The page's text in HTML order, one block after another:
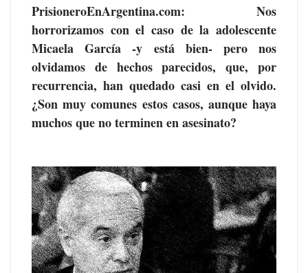
PrisioneroEnArgentina.com: Nos
horrorizamos con el caso de la adolescente
Micaela García -y está bien- pero nos
olvidamos de hechos parecidos, que, por
recurrencia, han quedado casi en el olvido.
¿Son muy comunes estos casos, aunque haya
muchos que no terminen en asesinato?